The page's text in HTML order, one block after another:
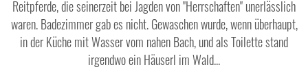
Reitpferde, die seinerzeit bei Jagden von "Herrschaften" unerlässlich
waren. Badezimmer gab es nicht. Gewaschen wurde, wenn überhaupt,
in der Küche mit Wasser vom nahen Bach, und als Toilette stand
irgendwo ein Häuserl im Wald...